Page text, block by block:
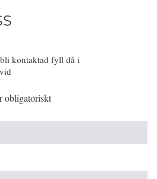
kontaktad fyll då i
obligatoriskt